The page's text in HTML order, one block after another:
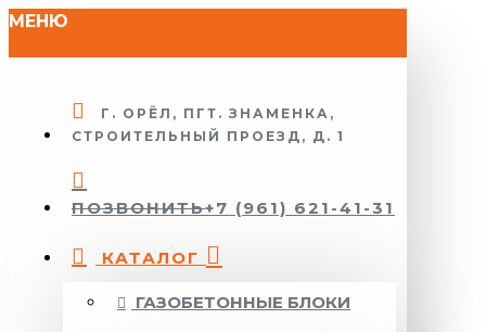
МЕНЮ
Г. ОРЁЛ, ПГТ. ЗНАМЕНКА,
СТРОИТЕЛЬНЫЙ ПРОЕЗД, Д. 1
ПОЗВОНИТЬ+7 (961) 621-41-31
КАТАЛОГ
ГАЗОБЕТОННЫЕ БЛОКИ